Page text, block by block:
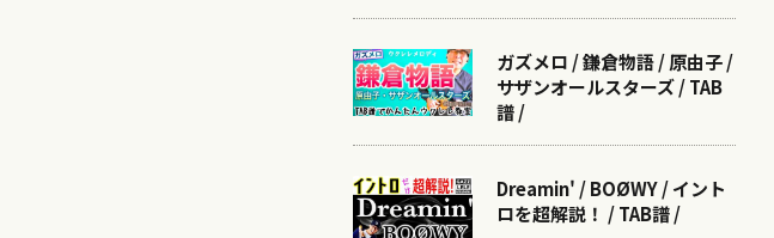
ガズメロ / 鎌倉物語 / 原由子 /
サザンオールスターズ / TAB
譜 /
Dreamin' / BOØWY / イント
ロを超解説！ / TAB譜 /